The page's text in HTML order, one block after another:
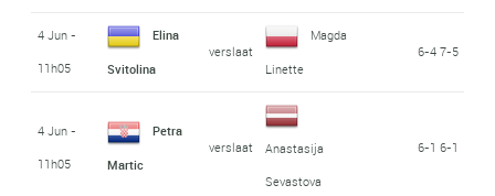
4 Jun -
11h05
Elina
Svitolina
verslaat
Magda
Linette
6-4 7-5
4 Jun -
11h05
Petra
Martic
verslaat
Anastasija
Sevastova
6-1 6-1